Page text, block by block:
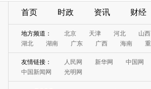
首页 时政 资讯 财经
地方频道： 北京 天津 河北
山西
湖北
湖南 广东 广西 海南
友情链接： 人民网 新华网
中国网
中国新闻网
光明网